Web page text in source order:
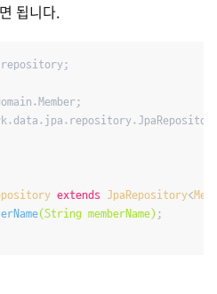
됩니다.
extends JpaRepository<
(String memberName) ;